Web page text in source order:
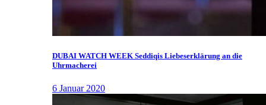
DUBAI WATCH WEEK Seddiqis Liebeserklärung an die
Uhrmacherei
6 Januar 2020